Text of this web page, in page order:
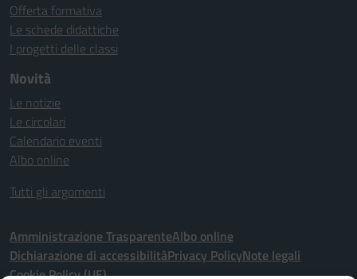
Offerta formativa
Le schede didattiche
I progetti delle classi
Novità
Le notizie
Le circolari
Calendario eventi
Albo online
Tutti gli argomenti
Amministrazione TrasparenteAlbo online
Dichiarazione di accessibilitàPrivacy PolicyNote legali
Cookie Policy (UE)